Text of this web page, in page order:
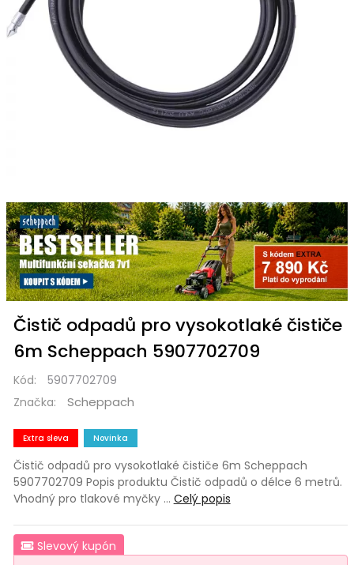
Čistič odpadů pro vysokotlaké čističe
6m Scheppach 5907702709
Kód:
5907702709
Značka:
Scheppach
Extra sleva Novinka
Čistič odpadů pro vysokotlaké čističe 6m Scheppach
5907702709 Popis produktu Čistič odpadů o délce 6 metrů.
Vhodný pro tlakové myčky … Celý popis
Slevový kupón